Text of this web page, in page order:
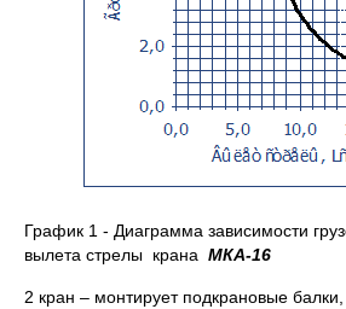
График 1 - Диаграмма зависимости
вылета стрелы крана МКА-16
2 кран – монтирует подкрановые